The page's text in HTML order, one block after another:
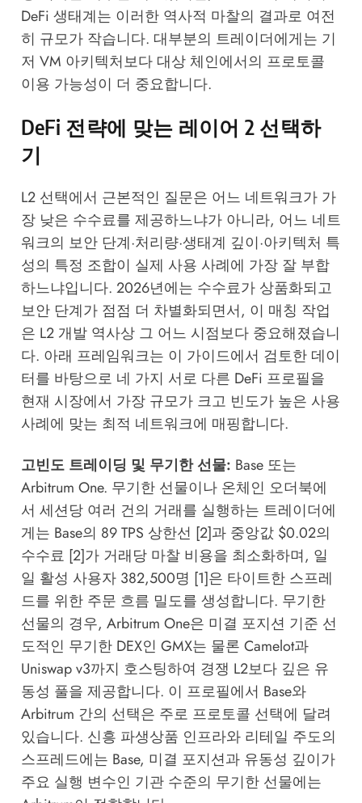
DeFi 생태계는 이러한 역사적 마찰의 결과로 여전
히 규모가 작습니다. 대부분의 트레이더에게는 기
저 VM 아키텍처보다 대상 체인에서의 프로토콜
이용 가능성이 더 중요합니다.
DeFi 전략에 맞는 레이어 2 선택하
기
L2 선택에서 근본적인 질문은 어느 네트워크가 가
장 낮은 수수료를 제공하느냐가 아니라, 어느 네트
워크의 보안 단계·처리량·생태계 깊이·아키텍처 특
성의 특정 조합이 실제 사용 사례에 가장 잘 부합
하느냐입니다. 2026년에는 수수료가 상품화되고
보안 단계가 점점 더 차별화되면서, 이 매칭 작업
은 L2 개발 역사상 그 어느 시점보다 중요해졌습니
다. 아래 프레임워크는 이 가이드에서 검토한 데이
터를 바탕으로 네 가지 서로 다른 DeFi 프로필을
현재 시장에서 가장 규모가 크고 빈도가 높은 사용
사례에 맞는 최적 네트워크에 매핑합니다.
고빈도 트레이딩 및 무기한 선물: Base 또는
Arbitrum One. 무기한 선물이나 온체인 오더북에
서 세션당 여러 건의 거래를 실행하는 트레이더에
게는 Base의 89 TPS 상한선 [2]과 중앙값 $0.02의
수수료 [2]가 거래당 마찰 비용을 최소화하며, 일
일 활성 사용자 382,500명 [1]은 타이트한 스프레
드를 위한 주문 흐름 밀도를 생성합니다. 무기한
선물의 경우, Arbitrum One은 미결 포지션 기준 선
도적인 무기한 DEX인 GMX는 물론 Camelot과
Uniswap v3까지 호스팅하여 경쟁 L2보다 깊은 유
동성 풀을 제공합니다. 이 프로필에서 Base와
Arbitrum 간의 선택은 주로 프로토콜 선택에 달려
있습니다. 신흥 파생상품 인프라와 리테일 주도의
스프레드에는 Base, 미결 포지션과 유동성 깊이가
주요 실행 변수인 기관 수준의 무기한 선물에는